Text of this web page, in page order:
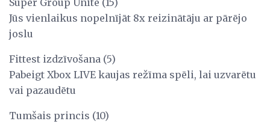
Jūs vienlaikus nopelnījāt 8x reizinātāju ar pārējo
joslu
Fittest izdzīvošana (5)
Pabeigt Xbox LIVE kaujas režīma spēli, lai uzvarētu
vai pazaudētu
Tumšais princis (10)